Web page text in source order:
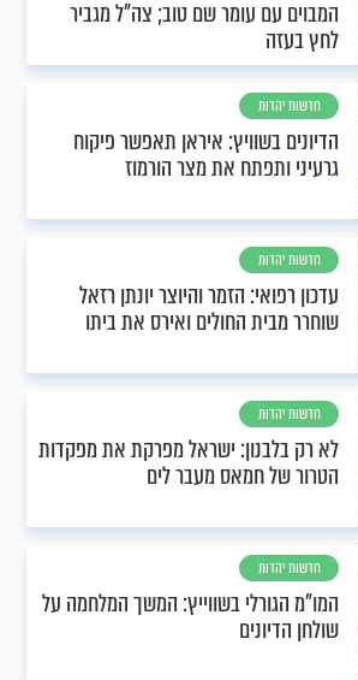
המבוים עם עומר שם טוב; צה"ל מגביר
לחץ בעזה
חדשות יהדות
הדיונים בשוויץ: איראן תאפשר פיקוח
גרעיני ותפתח את מצר הורמוז
חדשות יהדות
עדכון רפואי: הזמר והיוצר יונתן רזאל
שוחרר מבית החולים ואירס את ביתו
חדשות יהדות
לא רק בלבנון: ישראל מפרקת את מפקדות
הטרור של חמאס מעבר לים
חדשות יהדות
המו"מ הגורלי בשווייץ: המשך המלחמה על
שולחן הדיונים